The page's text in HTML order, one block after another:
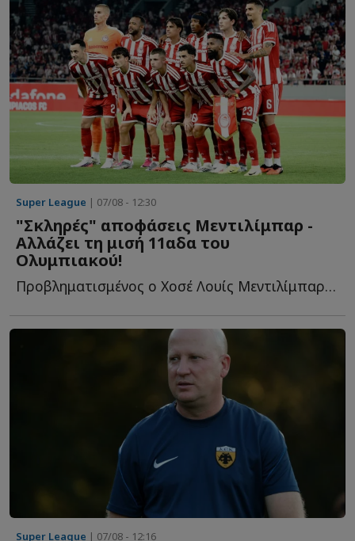
Super League | 07/08 - 12:30
"Σκληρές" αποφάσεις Μεντιλίμπαρ -
Αλλάζει τη μισή 11αδα του
Ολυμπιακού!
Προβληματισμένος ο Χοσέ Λουίς Μεντιλίμπαρ από το πρώτο π...
Super League | 07/08 - 12:16